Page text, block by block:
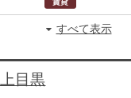
すべて表示
目黒